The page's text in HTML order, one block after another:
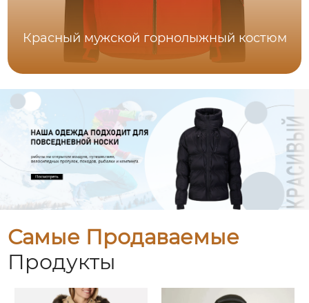
Красный мужской горнолыжный костюм
Самые Продаваемые
Продукты